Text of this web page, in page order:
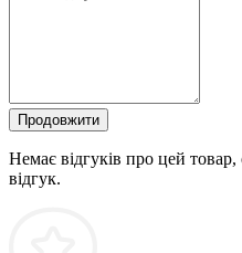
Продовжити
Немає відгуків про цей
відгук.